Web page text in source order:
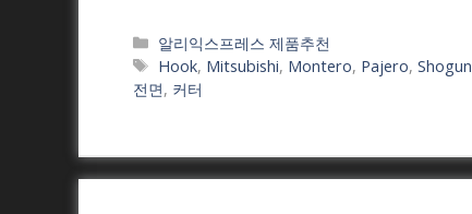
Categories
알리익스프레스 제품추천
Tags
Hook, Mitsubishi, Montero, Pajero,Shogun
전면, 커터